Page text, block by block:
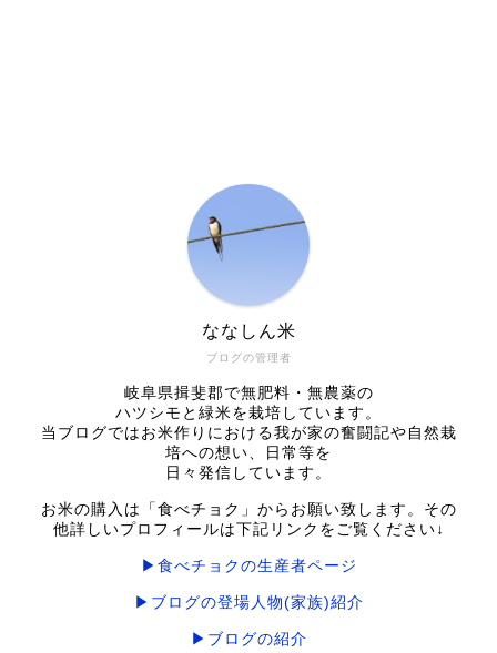
ブログの管理者
ななしん米
岐阜県揖斐郡で無肥料・無農薬の
ハツシモと緑米を栽培しています。
当ブログではお米作りにおける我が家の奮闘記や自然栽
培への想い、日常等を
日々発信しています。
お米の購入は「食べチョク」からお願い致します。その
他詳しいプロフィールは下記リンクをご覧ください↓
▶食べチョクの生産者ページ
▶ブログの登場人物(家族)紹介
▶ブログの紹介